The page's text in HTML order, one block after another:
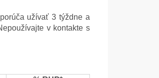
užívať 3 týždne a
v kontakte s